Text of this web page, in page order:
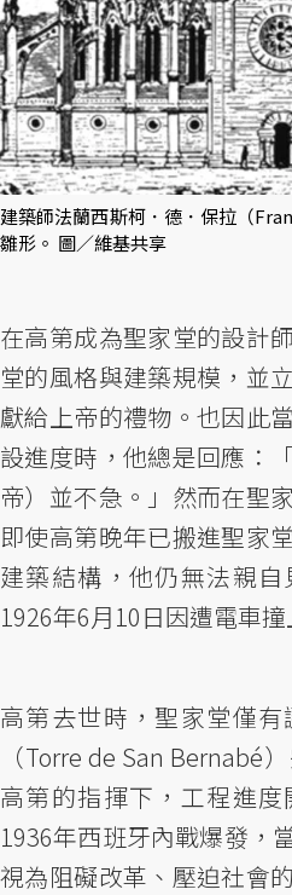
建築師法蘭西斯柯．德．保拉（
雛形。 圖／維基共享
在高第成為聖家堂的設計
堂的風格與建築規模，並
獻給上帝的禮物。也因此
設進度時，他總是回應：
帝）並不急。」然而在聖
即使高第晚年已搬進聖家
建築結構，他仍無法親
1926年6月10日因遭電車
高第去世時，聖家堂僅
（Torre de San Bernabé
高第的指揮下，工程進度
1936年西班牙內戰爆發，
視為阻礙改革、壓迫社會